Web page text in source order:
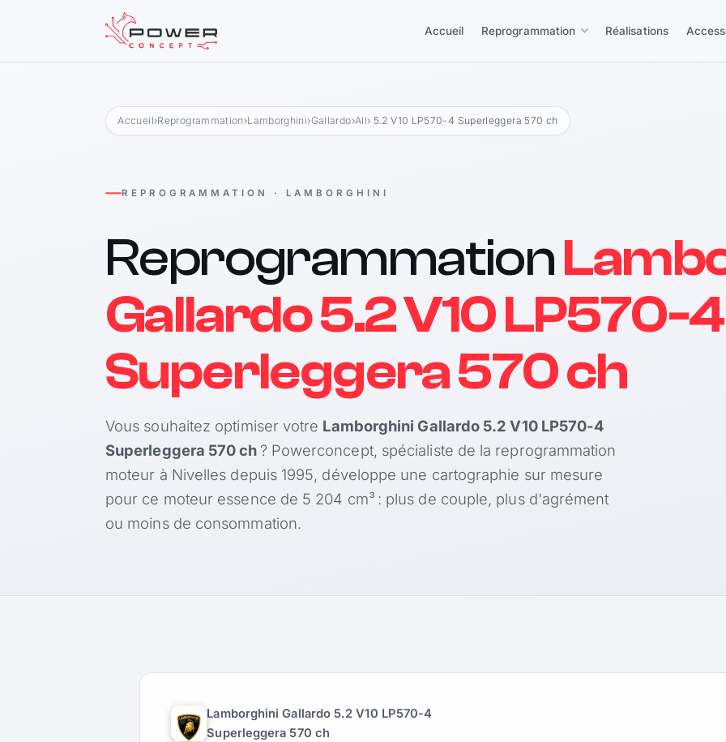
Accueil Reprogrammation Réalisations
Accueil›Reprogrammation ›Lamborghini›Gallardo›All› 5.2 V10 LP570-4 Superleggera 570 ch
REPROGRAMMATION · LAMBORGHINI
Reprogrammation
Gallardo 5.2 V10 LP570-4
Superleggera 570 ch
Vous souhaitez optimiser votre Lamborghini Gallardo 5.2 V10 LP570-4
Superleggera 570 ch ? Powerconcept, spécialiste de la reprogrammation
moteur à Nivelles depuis 1995, développe une cartographie sur mesure
pour ce moteur essence de 5 204 cm³ : plus de couple, plus d'agrément
ou moins de consommation.
Lamborghini Gallardo 5.2 V10 LP570-4
Superleggera 570 ch